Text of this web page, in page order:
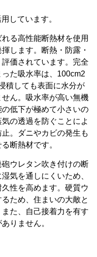
しています。
る高性能断熱材を使用
します。断熱・防露・
価されています。完全
た吸水率は、100cm2
積しても表面に水分が
ん。吸水率が高い無機
低下が極めて小さいの
の透過を防ぐことによ
。ダニやカビの発生も
断熱材です。
ウレタン吹き付けの断
気を通しにくいため、
性を高めます。硬質ウ
ため、住まいの大敵と
た、自己接着力を有す
りません。